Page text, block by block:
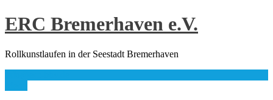
Skip
to
ERC Bremerhaven e.V.
Rollkunstlaufen in der Seestadt Bremerhaven